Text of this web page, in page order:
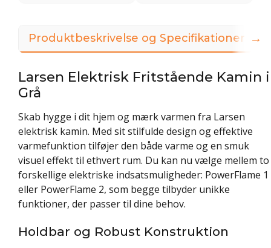
Produktbeskrivelse og Specifikationer
Larsen Elektrisk Fritstående Kamin i
Grå
Skab hygge i dit hjem og mærk varmen fra Larsen
elektrisk kamin. Med sit stilfulde design og effektive
varmefunktion tilføjer den både varme og en smuk
visuel effekt til ethvert rum. Du kan nu vælge mellem to
forskellige elektriske indsatsmuligheder: PowerFlame 1
eller PowerFlame 2, som begge tilbyder unikke
funktioner, der passer til dine behov.
Holdbar og Robust Konstruktion
→